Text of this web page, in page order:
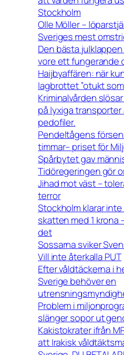
Stockholm
Olle Möller –
Sveriges mest
Den bästa
vore ett fungerande
Haijbyaffären: när
lagbrottet ”otukt
Kriminalvården
på lyxiga transporter
pedofiler.
Pendeltågens
timmar– priset för
Spårbytet gav
Tidöregeringen gör
Jihad mot väst –
terror
Stockholm klarar
skatten med 1 krona
det
Sossarna sviker
Vill inte återkalla PUT
Efter våldtäckerna i
Sverige behöver en
Problem i
slänger sopor ut
Kakistokrater ifrån
att Irakisk